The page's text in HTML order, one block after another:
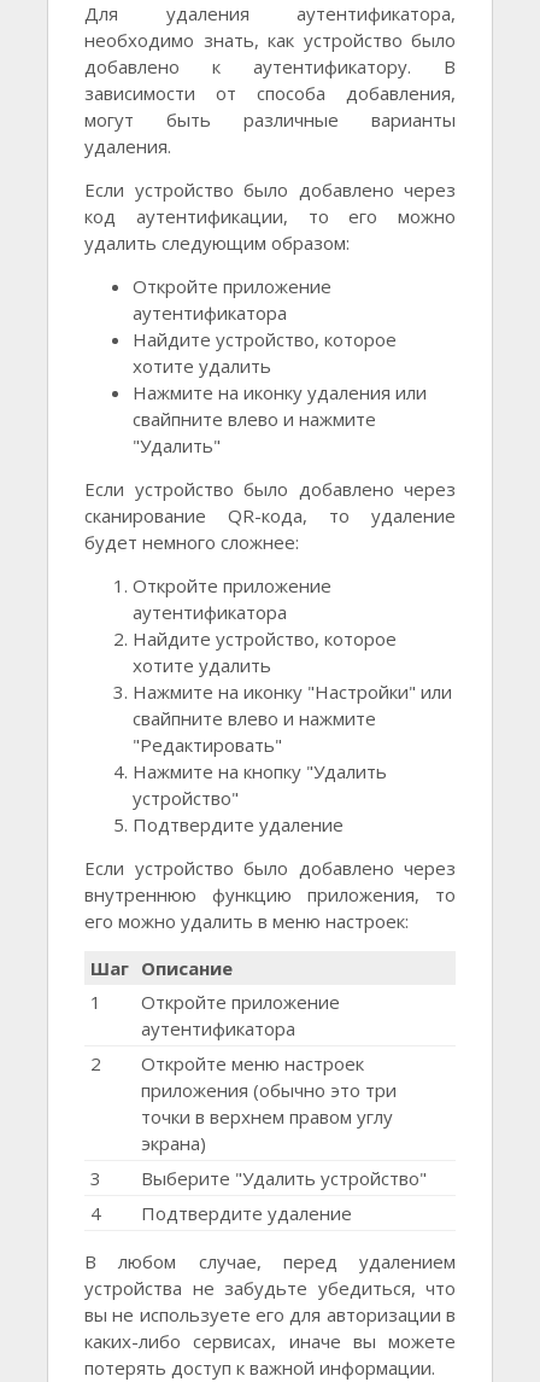
Для удаления аутентификатора,
необходимо знать, как устройство было
добавлено к аутентификатору. В
зависимости от способа добавления,
могут быть различные варианты
удаления.
Если устройство было добавлено через
код аутентификации, то его можно
удалить следующим образом:
Откройте приложение
аутентификатора
Найдите устройство, которое
хотите удалить
Нажмите на иконку удаления или
свайпните влево и нажмите
"Удалить"
Если устройство было добавлено через
сканирование QR-кода, то удаление
будет немного сложнее:
Откройте приложение
аутентификатора
Найдите устройство, которое
хотите удалить
Нажмите на иконку "Настройки" или
свайпните влево и нажмите
"Редактировать"
Нажмите на кнопку "Удалить
устройство"
Подтвердите удаление
Если устройство было добавлено через
внутреннюю функцию приложения, то
его можно удалить в меню настроек:
Шаг Описание
1
Откройте приложение
аутентификатора
2
Откройте меню настроек
приложения (обычно это три
точки в верхнем правом углу
экрана)
3
Выберите "Удалить устройство"
4
Подтвердите удаление
В любом случае, перед удалением
устройства не забудьте убедиться, что
вы не используете его для авторизации в
каких-либо сервисах, иначе вы можете
потерять доступ к важной информации.